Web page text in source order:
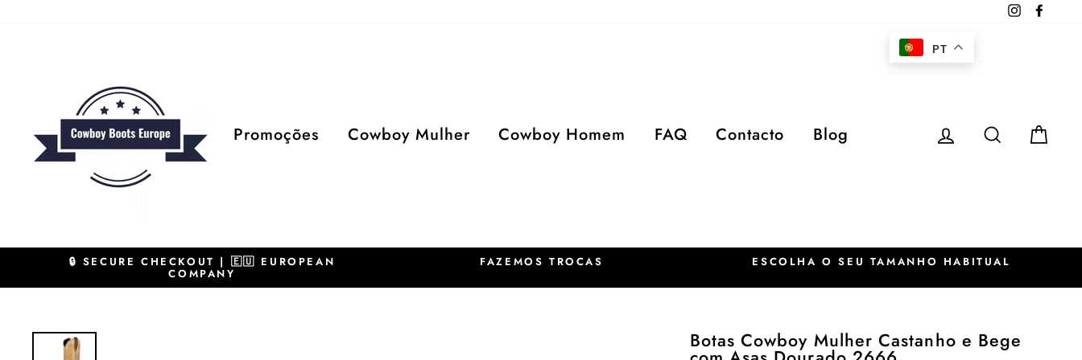
Instagram
Promoções Cowboy Mulher Cowboy Homem FAQ Contacto Blog Iniciar sessão
Pesquisar
🔒 SECURE CHECKOUT | 🇪🇺 EUROPEAN
COMPANY
FAZEMOS TROCAS ESCOLHA O SEU TAMANHO HABITUAL
Botas Cowboy Mulher Castanho e Bege
PT